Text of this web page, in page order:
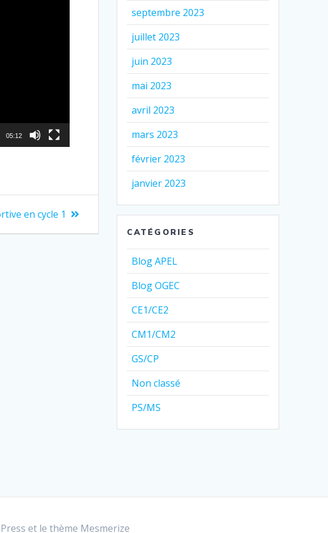
05:12
en cycle 1
septembre 2023
juillet 2023
juin 2023
mai 2023
avril 2023
mars 2023
février 2023
janvier 2023
CATÉGORIES
Blog APEL
Blog OGEC
CE1/CE2
CM1/CM2
GS/CP
Non classé
PS/MS
et le thème Mesmerize